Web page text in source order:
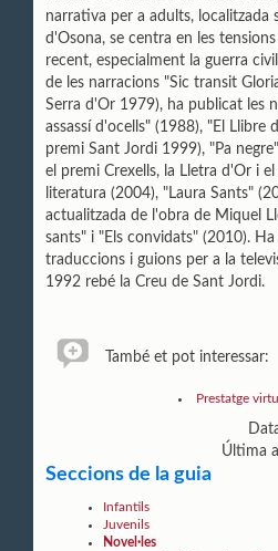
narrativa per a adults, localitzada
d'Osona, se centra en les
recent, especialment la guerra
de les narracions "Sic transit
Serra d'Or 1979), ha publicat les
assassí d'ocells" (1988), "El Llibre
premi Sant Jordi 1999), "Pa
el premi Crexells, la Lletra d'Or i
literatura (2004), "Laura Sants"
actualitzada de l'obra de Miquel
sants" i "Els convidats" (2010).
traduccions i guions per a la
1992 rebé la Creu de Sant Jordi.
També et pot interessar:
Prestatge
Última
Seccions de la guia
Infantils
Juvenils
Novel·les